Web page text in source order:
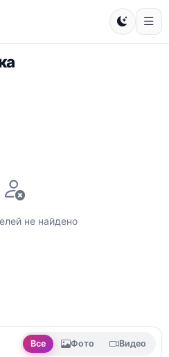
не найдено
Все Фото Видео